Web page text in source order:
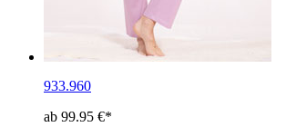
933.960
ab 99.95 €*